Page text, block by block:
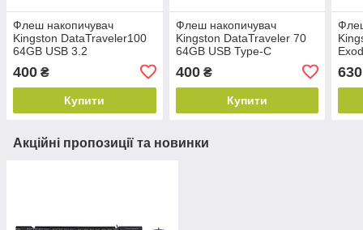
Флеш накопичувач
Kingston DataTraveler100
64GB USB 3.2
400 ₴
Купити
Флеш накопичувач
Kingston DataTraveler 70
64GB USB Type-C
400₴
Купити
630
Акційні пропозиції та новинки